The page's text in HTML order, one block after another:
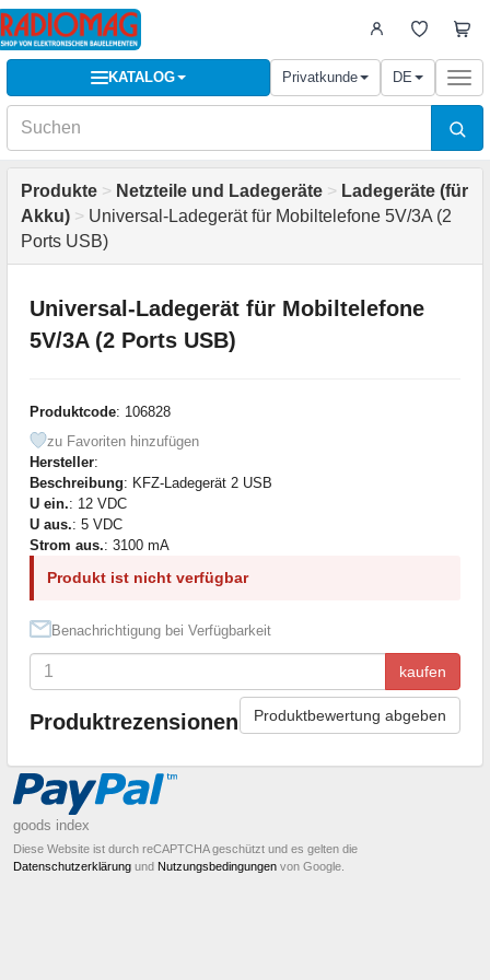
KATALOG Privatkunde DE
Produkte > Netzteile und Ladegeräte > Ladegeräte (für
Akku) > Universal-Ladegerät für Mobiltelefone 5V/3A (2
Ports USB)
Universal-Ladegerät für Mobiltelefone
5V/3A (2 Ports USB)
Produktcode: 106828
zu Favoriten hinzufügen
Hersteller:
Beschreibung: KFZ-Ladegerät 2 USB
U ein.: 12 VDC
U aus.: 5 VDC
Strom aus.: 3100 mA
Produkt ist nicht verfügbar
Benachrichtigung bei Verfügbarkeit
kaufen
Produktrezensionen Produktbewertung abgeben
goods index
Diese Website ist durch reCAPTCHA geschützt und es gelten die
Datenschutzerklärung und Nutzungsbedingungen von Google.